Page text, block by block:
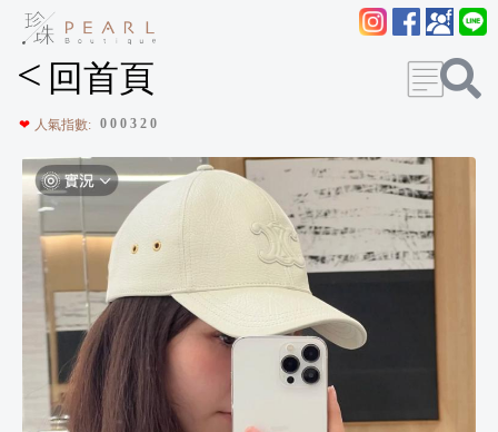
< 回首頁
❤ 人氣指數: 0 0 0 3 2 0